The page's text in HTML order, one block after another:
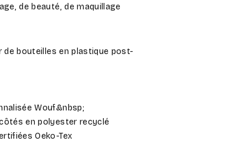
de beauté, de maquillage
de bouteilles en plastique post-
Wouf&nbsp;
en polyester recyclé
Oeko-Tex